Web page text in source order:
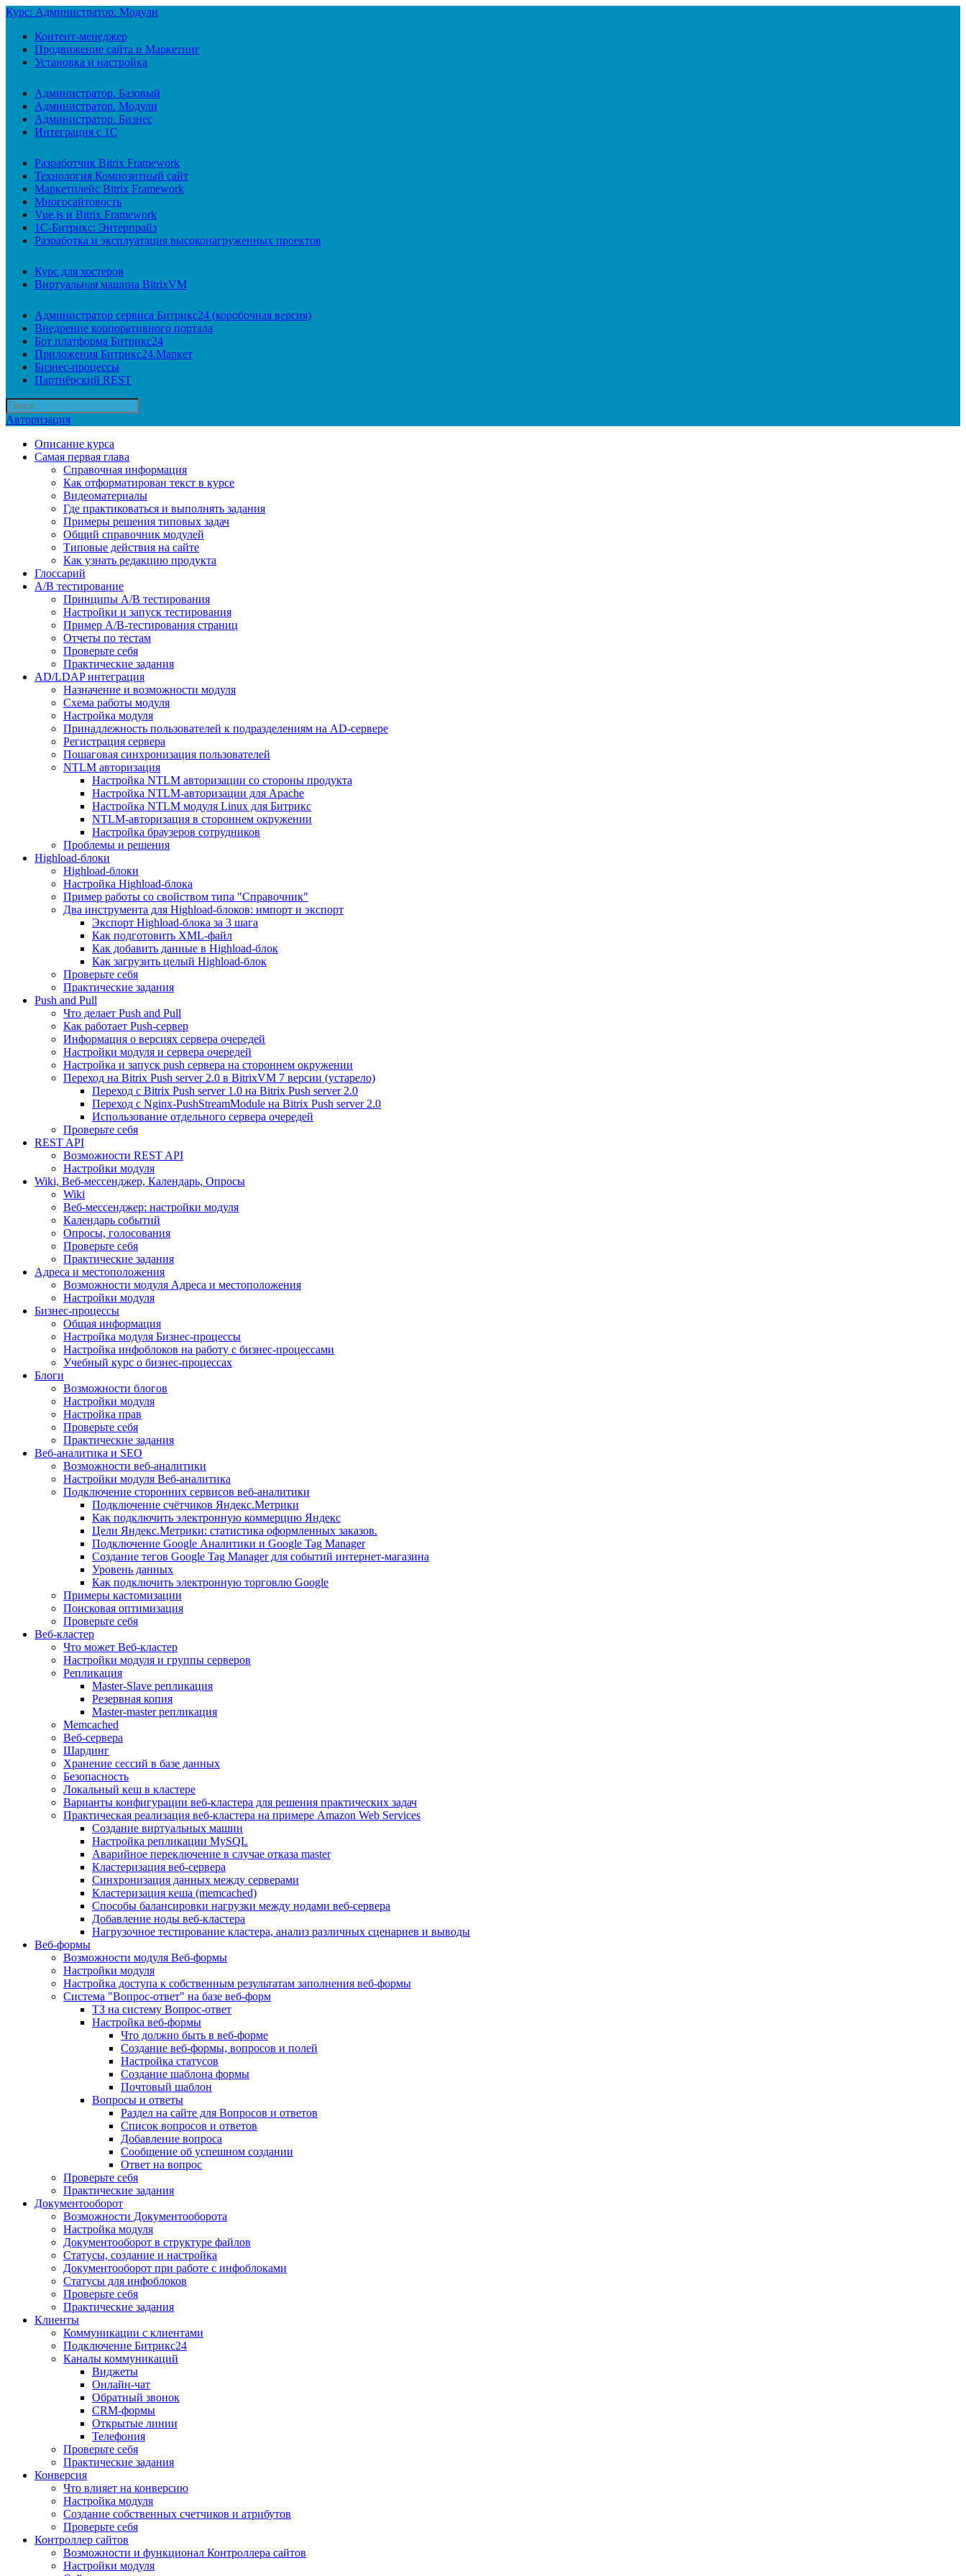
Курс: Администратор. Модули
Контент-менеджер
Продвижение сайта и Маркетинг
Установка и настройка
Администратор. Базовый
Администратор. Модули
Администратор. Бизнес
Интеграция с 1С
Разработчик Bitrix Framework
Технология Композитный сайт
Маркетплейс Bitrix Framework
Многосайтовость
Vue.js и Bitrix Framework
1С-Битрикс: Энтерпрайз
Разработка и эксплуатация высоконагруженных проектов
Курс для хостеров
Виртуальная машина BitrixVM
Администратор сервиса Битрикс24 (коробочная версия)
Внедрение корпоративного портала
Бот платформа Битрикс24
Приложения Битрикс24.Маркет
Бизнес-процессы
Партнёрский REST
Авторизация
Описание курса
Самая первая глава
Справочная информация
Как отформатирован текст в курсе
Видеоматериалы
Где практиковаться и выполнять задания
Примеры решения типовых задач
Общий справочник модулей
Типовые действия на сайте
Как узнать редакцию продукта
Глоссарий
A/B тестирование
Принципы A/B тестирования
Настройки и запуск тестирования
Пример A/B-тестирования страниц
Отчеты по тестам
Проверьте себя
Практические задания
AD/LDAP интеграция
Назначение и возможности модуля
Схема работы модуля
Настройка модуля
Принадлежность пользователей к подразделениям на AD-сервере
Регистрация сервера
Пошаговая синхронизация пользователей
NTLM авторизация
Настройка NTLM авторизации со стороны продукта
Настройка NTLM-авторизации для Apache
Настройка NTLM модуля Linux для Битрикс
NTLM-авторизация в стороннем окружении
Настройка браузеров сотрудников
Проблемы и решения
Highload-блоки
Highload-блоки
Настройка Highload-блока
Пример работы со свойством типа "Справочник"
Два инструмента для Highload-блоков: импорт и экспорт
Экспорт Highload-блока за 3 шага
Как подготовить XML-файл
Как добавить данные в Highload-блок
Как загрузить целый Highload-блок
Проверьте себя
Практические задания
Push and Pull
Что делает Push and Pull
Как работает Push-сервер
Информация о версиях сервера очередей
Настройки модуля и сервера очередей
Настройка и запуск push сервера на стороннем окружении
Переход на Bitrix Push server 2.0 в BitrixVM 7 версии (устарело)
Переход с Bitrix Push server 1.0 на Bitrix Push server 2.0
Переход с Nginx-PushStreamModule на Bitrix Push server 2.0
Использование отдельного сервера очередей
Проверьте себя
REST API
Возможности REST API
Настройки модуля
Wiki, Веб-мессенджер, Календарь, Опросы
Wiki
Веб-мессенджер: настройки модуля
Календарь событий
Опросы, голосования
Проверьте себя
Практические задания
Адреса и местоположения
Возможности модуля Адреса и местоположения
Настройки модуля
Бизнес-процессы
Общая информация
Настройка модуля Бизнес-процессы
Настройка инфоблоков на работу с бизнес-процессами
Учебный курс о бизнес-процессах
Блоги
Возможности блогов
Настройки модуля
Настройка прав
Проверьте себя
Практические задания
Веб-аналитика и SEO
Возможности веб-аналитики
Настройки модуля Веб-аналитика
Подключение сторонних сервисов веб-аналитики
Подключение счётчиков Яндекс.Метрики
Как подключить электронную коммерцию Яндекс
Цели Яндекс.Метрики: статистика оформленных заказов.
Подключение Google Аналитики и Google Tag Manager
Создание тегов Google Tag Manager для событий интернет-магазина
Уровень данных
Как подключить электронную торговлю Google
Примеры кастомизации
Поисковая оптимизация
Проверьте себя
Веб-кластер
Что может Веб-кластер
Настройки модуля и группы серверов
Репликация
Master-Slave репликация
Резервная копия
Master-master репликация
Memcached
Веб-сервера
Шардинг
Хранение сессий в базе данных
Безопасность
Локальный кеш в кластере
Варианты конфигурации веб-кластера для решения практических задач
Практическая реализация веб-кластера на примере Amazon Web Services
Создание виртуальных машин
Настройка репликации MySQL
Аварийное переключение в случае отказа master
Кластеризация веб-сервера
Синхронизация данных между серверами
Кластеризация кеша (memcached)
Способы балансировки нагрузки между нодами веб-сервера
Добавление ноды веб-кластера
Нагрузочное тестирование кластера, анализ различных сценариев и выводы
Веб-формы
Возможности модуля Веб-формы
Настройки модуля
Настройка доступа к собственным результатам заполнения веб-формы
Система "Вопрос-ответ" на базе веб-форм
ТЗ на систему Вопрос-ответ
Настройка веб-формы
Что должно быть в веб-форме
Создание веб-формы, вопросов и полей
Настройка статусов
Создание шаблона формы
Почтовый шаблон
Вопросы и ответы
Раздел на сайте для Вопросов и ответов
Список вопросов и ответов
Добавление вопроса
Сообщение об успешном создании
Ответ на вопрос
Проверьте себя
Практические задания
Документооборот
Возможности Документооборота
Настройка модуля
Документооборот в структуре файлов
Статусы, создание и настройка
Документооборот при работе с инфоблоками
Статусы для инфоблоков
Проверьте себя
Практические задания
Клиенты
Коммуникации с клиентами
Подключение Битрикс24
Каналы коммуникаций
Виджеты
Онлайн-чат
Обратный звонок
CRM-формы
Открытые линии
Телефония
Проверьте себя
Практические задания
Конверсия
Что влияет на конверсию
Настройка модуля
Создание собственных счетчиков и атрибутов
Проверьте себя
Контроллер сайтов
Возможности и функционал Контроллера сайтов
Настройки модуля